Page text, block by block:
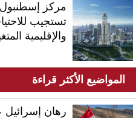
مركز
تستجيب
والإقليمية
المواضيع الأكثر قراءة
رهان إسرائيل